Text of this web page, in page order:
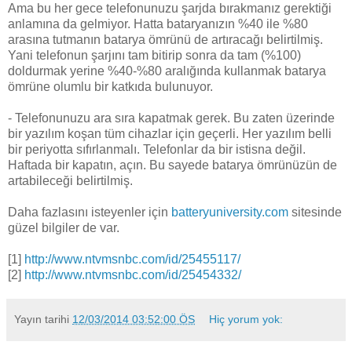
Ama bu her gece telefonunuzu şarjda bırakmanız gerektiği
anlamına da gelmiyor. Hatta bataryanızın %40 ile %80
arasına tutmanın batarya ömrünü de artıracağı belirtilmiş.
Yani telefonun şarjını tam bitirip sonra da tam (%100)
doldurmak yerine %40-%80 aralığında kullanmak batarya
ömrüne olumlu bir katkıda bulunuyor.
- Telefonunuzu ara sıra kapatmak gerek. Bu zaten üzerinde
bir yazılım koşan tüm cihazlar için geçerli. Her yazılım belli
bir periyotta sıfırlanmalı. Telefonlar da bir istisna değil.
Haftada bir kapatın, açın. Bu sayede batarya ömrünüzün de
artabileceği belirtilmiş.
Daha fazlasını isteyenler için batteryuniversity.com sitesinde
güzel bilgiler de var.
[1] http://www.ntvmsnbc.com/id/25455117/
[2] http://www.ntvmsnbc.com/id/25454332/
Yayın tarihi 12/03/2014 03:52:00 ÖS Hiç yorum yok: